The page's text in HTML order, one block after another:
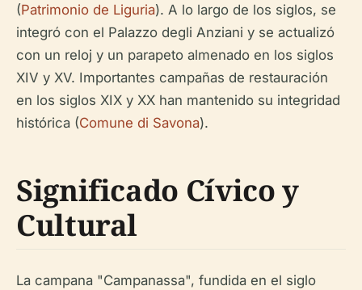
(Patrimonio de Liguria). A lo largo de los siglos, se
integró con el Palazzo degli Anziani y se actualizó
con un reloj y un parapeto almenado en los siglos
XIV y XV. Importantes campañas de restauración
en los siglos XIX y XX han mantenido su integridad
histórica (Comune di Savona).
Significado Cívico y
Cultural
La campana "Campanassa", fundida en el siglo